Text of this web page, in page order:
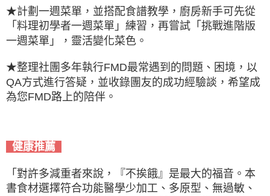
★計劃一週菜單，並搭配食譜教學，廚房新手可先從
「料理初學者一週菜單」練習，再嘗試「挑戰進階版
一週菜單」，靈活變化菜色。
★整理社團多年執行FMD最常遇到的問題、困境，以
QA方式進行答疑，並收錄團友的成功經驗談，希望成
為您FMD路上的陪伴。
健康推薦
「對許多減重者來說，『不挨餓』是最大的福音。本
書食材選擇符合功能醫學少加工、多原型、無過敏、